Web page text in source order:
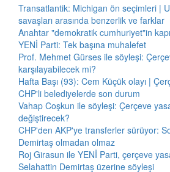
Transatlantik: Michigan ön seçimleri |
savaşları arasında benzerlik ve farklar
Anahtar "demokratik cumhuriyet"in
YENİ Parti: Tek başına muhalefet
Prof. Mehmet Gürses ile söyleşi:
karşılayabilecek mi?
Hafta Başı (93): Cem Küçük olayı |
CHP'li belediyelerde son durum
Vahap Coşkun ile söyleşi: Çerçeve
değiştirecek?
CHP'den AKP'ye transferler sürüyor:
Demirtaş olmadan olmaz
Roj Girasun ile YENİ Parti, çerçeve
Selahattin Demirtaş üzerine söyleşi